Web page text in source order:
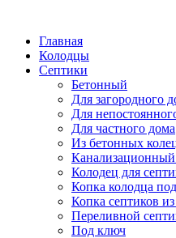
Главная
Колодцы
Септики
Бетонный
Для загородного
Для
Для частного дома
Из бетонных
Канализационный
Колодец для
Копка колодца
Копка септиков
Переливной
Под ключ